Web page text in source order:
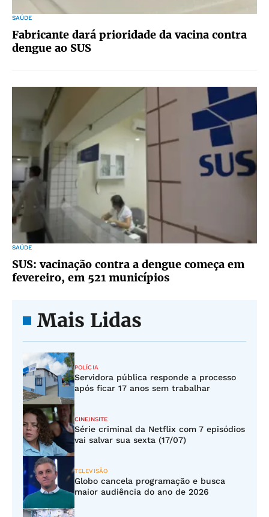
SAÚDE
Fabricante dará prioridade da vacina contra
dengue ao SUS
SAÚDE
SUS: vacinação contra a dengue começa em
fevereiro, em 521 municípios
Mais Lidas
POLÍCIA
Servidora pública responde a processo
após ficar 17 anos sem trabalhar
CINEINSITE
Série criminal da Netflix com 7 episódios
vai salvar sua sexta (17/07)
TELEVISÃO
Globo cancela programação e busca
maior audiência do ano de 2026